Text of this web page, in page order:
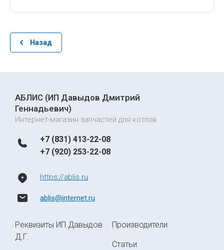
Назад
АБЛИС (ИП Давыдов Дмитрий
Геннадьевич)
Интернет-магазин запчастей для котлов
+7 (831) 413-22-08
+7 (920) 253-22-08
https://ablis.ru
ablis@internet.ru
Реквизиты ИП Давыдов
Д.Г.
Производители
Статьи